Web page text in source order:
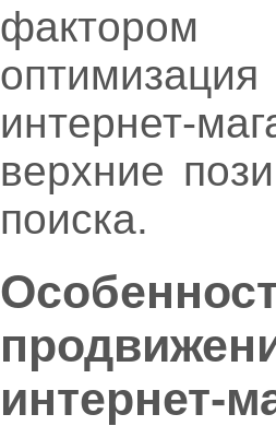
фактором
интернет-
верхние
поиска.
интернет-